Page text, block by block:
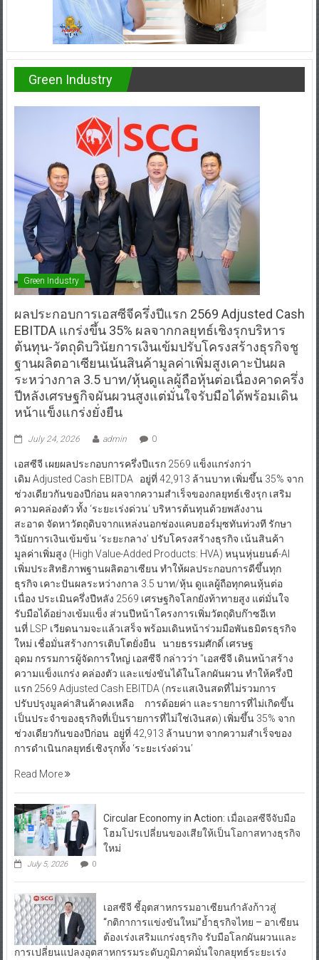
Green Industry
Green Industry
ผลประกอบการเอสซีจีครึ่งปีแรก 2569 Adjusted Cash
EBITDA แกร่งขึ้น 35% ผลจากกลยุทธ์เชิงรุกบริหาร
ต้นทุน-วัตถุดิบวินัยการเงินเข้มปรับโครงสร้างธุรกิจชู
ฐานผลิตอาเซียนเน้นสินค้ามูลค่าเพิ่มสูงเคาะปันผล
ระหว่างกาล 3.5 บาท/หุ้นดูแลผู้ถือหุ้นต่อเนื่องคาดครึ่ง
ปีหลังเศรษฐกิจผันผวนสูงแต่มั่นใจรับมือได้พร้อมเดิน
หน้าแข็งแกร่งยั่งยืน
July 24, 2026 admin 0
เอสซีจี เผยผลประกอบการครึ่งปีแรก 2569 แข็งแกร่งกว่า
เดิม Adjusted Cash EBITDA อยู่ที่ 42,913 ล้านบาท เพิ่มขึ้น 35% จาก
ช่วงเดียวกันของปีก่อน ผลจากความสำเร็จของกลยุทธ์เชิงรุก เสริม
ความคล่องตัว ทั้ง ‘ระยะเร่งด่วน’ บริหารต้นทุนด้วยพลังงาน
สะอาด จัดหาวัตถุดิบจากแหล่งนอกช่องแคบฮอร์มุซทันท่วงที รักษา
วินัยการเงินเข้มข้น ‘ระยะกลาง’ ปรับโครงสร้างธุรกิจ เน้นสินค้า
มูลค่าเพิ่มสูง (High Value-Added Products: HVA) หนุนหุ่นยนต์-AI
เพิ่มประสิทธิภาพฐานผลิตอาเซียน ทำให้ผลประกอบการดีขึ้นทุก
ธุรกิจ เคาะปันผลระหว่างกาล 3.5 บาท/หุ้น ดูแลผู้ถือทุกคนหุ้นต่อ
เนื่อง ประเมินครึ่งปีหลัง 2569 เศรษฐกิจโลกยังท้าทายสูง แต่มั่นใจ
รับมือได้อย่างเข้มแข็ง ส่วนปีหน้าโครงการเพิ่มวัตถุดิบก๊าซอีเท
นที่ LSP เวียดนามจะแล้วเสร็จ พร้อมเดินหน้าร่วมมือพันธมิตรธุรกิจ
ใหม่ เชื่อมั่นสร้างการเติบโตยั่งยืน นายธรรมศักดิ์ เศรษฐ
อุดม กรรมการผู้จัดการใหญ่ เอสซีจี กล่าวว่า “เอสซีจี เดินหน้าสร้าง
ความแข็งแกร่ง คล่องตัว และแข่งขันได้ในโลกผันผวน ทำให้ครึ่งปี
แรก 2569 Adjusted Cash EBITDA (กระแสเงินสดที่ไม่รวมการ
ปรับปรุงมูลค่าสินค้าคงเหลือ การด้อยค่า และรายการที่ไม่เกิดขึ้น
เป็นประจำของธุรกิจที่เป็นรายการที่ไม่ใช่เงินสด) เพิ่มขึ้น 35% จาก
ช่วงเดียวกันของปีก่อน อยู่ที่ 42,913 ล้านบาท จากความสำเร็จของ
การดำเนินกลยุทธ์เชิงรุกทั้ง ‘ระยะเร่งด่วน’
Read More
Circular Economy in Action: เมื่อเอสซีจีจับมือ
โฮมโปรเปลี่ยนของเสียให้เป็นโอกาสทางธุรกิจ
ใหม่
July 5, 2026 0
เอสซีจี ชี้อุตสาหกรรมอาเซียนกำลังก้าวสู่
“กติกาการแข่งขันใหม่”ย้ำธุรกิจไทย – อาเซียน
ต้องเร่งเสริมแกร่งธุรกิจ รับมือโลกผันผวนและ
การเปลี่ยนแปลงอุตสาหกรรมระดับภูมิภาคมั่นใจกลยุทธ์ระยะเร่ง